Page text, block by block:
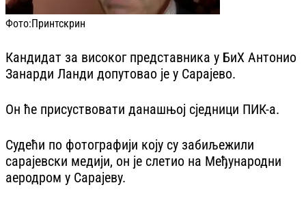
Фото:Принтскрин
Кандидат за високог представника у БиХ Антонио
Занарди Ланди допутовао је у Сарајево.
Он ће присуствовати данашњој сједници ПИК-а.
Судећи по фотографији коју су забиљежили
сарајевски медији, он је слетио на Међународни
аеродром у Сарајеву.